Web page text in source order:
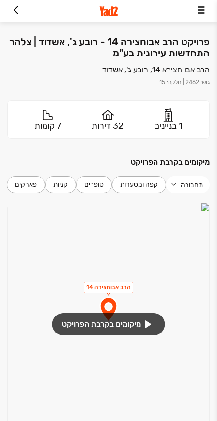
פרויקט הרב אבוחצירה 14 - רובע ג', אשדוד | צלהר
התחדשות עירונית בע"מ
הרב אבו חצירא 14, רובע ג', אשדוד
גוש:
2462 חלקה:
15
1 בניינים 32 דירות 7 קומות
מיקומים בקרבת הפרויקט
תחבורה קפה ומסעדות סופרים קניות פארקים
הרב אבוחצירה 14
מיקומים בקרבת הפרויקט